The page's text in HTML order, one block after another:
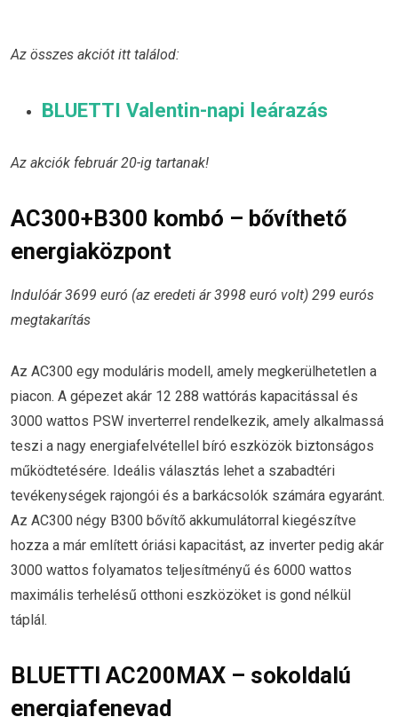
Az összes akciót itt találod:
BLUETTI Valentin-napi leárazás
Az akciók február 20-ig tartanak!
AC300+B300 kombó – bővíthető
energiaközpont
Indulóár 3699 euró (az eredeti ár 3998 euró volt) 299 eurós
megtakarítás
Az AC300 egy moduláris modell, amely megkerülhetetlen a
piacon. A gépezet akár 12 288 wattórás kapacitással és
3000 wattos PSW inverterrel rendelkezik, amely alkalmassá
teszi a nagy energiafelvétellel bíró eszközök biztonságos
működtetésére. Ideális választás lehet a szabadtéri
tevékenységek rajongói és a barkácsolók számára egyaránt.
Az AC300 négy B300 bővítő akkumulátorral kiegészítve
hozza a már említett óriási kapacitást, az inverter pedig akár
3000 wattos folyamatos teljesítményű és 6000 wattos
maximális terhelésű otthoni eszközöket is gond nélkül
táplál.
BLUETTI AC200MAX – sokoldalú
energiafenevad